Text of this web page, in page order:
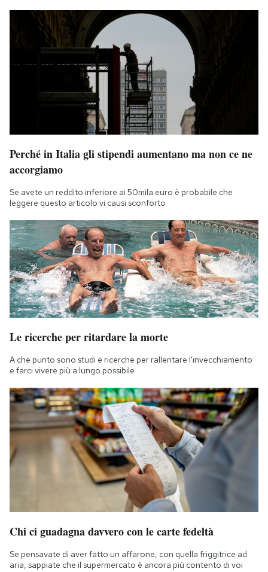
Perché in Italia gli stipendi aumentano ma non ce ne
accorgiamo
Se avete un reddito inferiore ai 50mila euro è probabile che
leggere questo articolo vi causi sconforto
Le ricerche per ritardare la morte
A che punto sono studi e ricerche per rallentare l'invecchiamento
e farci vivere più a lungo possibile
Chi ci guadagna davvero con le carte fedeltà
Se pensavate di aver fatto un affarone, con quella friggitrice ad
aria, sappiate che il supermercato è ancora più contento di voi